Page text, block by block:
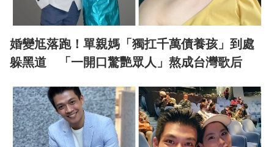
婚變尪落跑！單親媽「獨扛千萬債養孩」到處
躲黑道 「一開口驚艷眾人」熬成台灣歌后